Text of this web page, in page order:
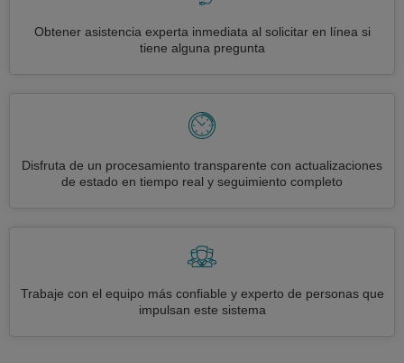
Obtener asistencia experta inmediata al solicitar en línea si
tiene alguna pregunta
Disfruta de un procesamiento transparente con actualizaciones
de estado en tiempo real y seguimiento completo
Trabaje con el equipo más confiable y experto de personas que
impulsan este sistema